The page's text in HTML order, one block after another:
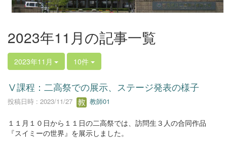
2023年11月の記事一覧
2023年11月 10件
Ⅴ課程：二高祭での展示、ステージ発表の様子
投稿日時 : 2023/11/27 教師01
１１月１０日から１１日の二高祭では、訪問生３人の合同作品
『スイミーの世界』を展示しました。